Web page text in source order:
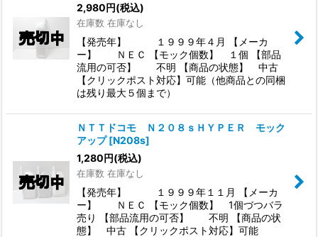
2,980円(税込)
在庫数 在庫なし
【発売年】 １９９９年４月 【メーカ
ー】 ＮＥＣ 【モック個数】 １個 【部品
流用の可否】 不明 【商品の状態】 中古
【クリックポスト対応】可能（他商品との同梱
は残り最大５個まで）
ＮＴＴドコモ Ｎ２０８ｓＨＹＰＥＲ モック
アップ [N208s]
1,280円(税込)
在庫数 在庫なし
【発売年】 １９９９年１１月 【メーカ
ー】 ＮＥＣ 【モック個数】 1個づつバラ
売り 【部品流用の可否】 不明 【商品の状
態】 中古 【クリックポスト対応】可能